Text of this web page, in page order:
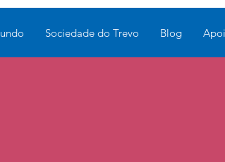
Sociedade do Trevo Blog